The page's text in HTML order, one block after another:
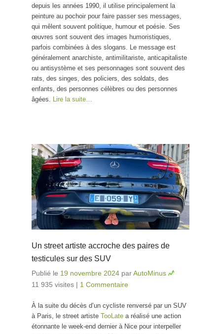
depuis les années 1990, il utilise principalement la
peinture au pochoir pour faire passer ses messages,
qui mêlent souvent politique, humour et poésie. Ses
œuvres sont souvent des images humoristiques,
parfois combinées à des slogans. Le message est
généralement anarchiste, antimilitariste, anticapitaliste
ou antisystème et ses personnages sont souvent des
rats, des singes, des policiers, des soldats, des
enfants, des personnes célèbres ou des personnes
âgées. Lire la suite…
Un street artiste accroche des paires de
testicules sur des SUV
Publié le 19 novembre 2024 parAutoMinus
11 935 visites | 1 Commentaire
À la suite du décès d’un cycliste renversé par un SUV
à Paris, le street artiste TooLate a réalisé une action
étonnante le week-end dernier à Nice pour interpeller